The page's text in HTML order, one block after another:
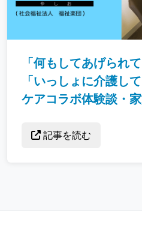
「何もしてあげられ
「いっしょに介護し
ケアコラボ体験談・
記事を読む